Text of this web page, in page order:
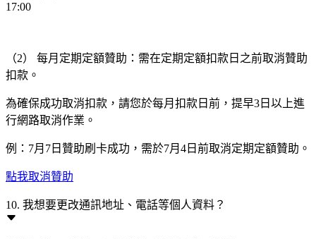
17:00
（2） 每月定期定額贊助：需在定期定額扣款日之前取消贊助
扣款。
為確保成功取消扣款，請您於每月扣款日前，提早3日以上進
行網路取消作業。
例：7月7日贊助刷卡成功，需於7月4日前取消定期定額贊助。
點我取消贊助
10. 我想要更改通訊地址、電話等個人資料？